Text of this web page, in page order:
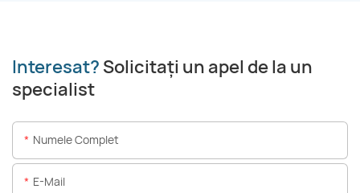
Interesat? Solicitați un apel de la un
specialist
Numele Complet
E-Mail